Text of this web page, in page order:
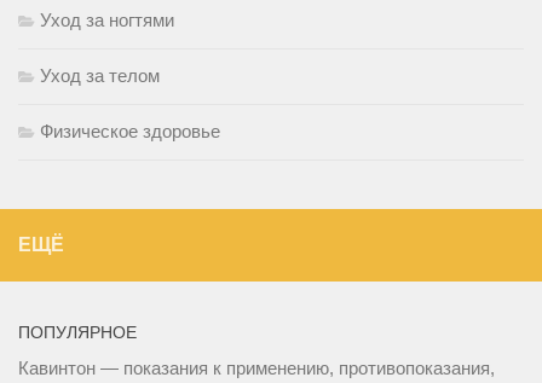
Уход за ногтями
Уход за телом
Физическое здоровье
ЕЩЁ
ПОПУЛЯРНОЕ
Кавинтон — показания к применению, противопоказания,